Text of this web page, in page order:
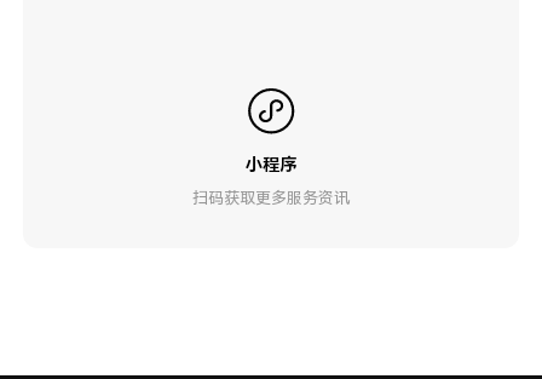
小程序
扫码获取更多服务资讯